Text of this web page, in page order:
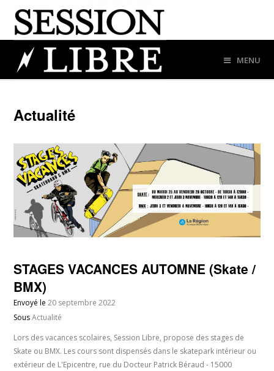
MENU
Actualité
STAGES VACANCES AUTOMNE (Skate /
BMX)
Envoyé le20 septembre 2022
SousActualité
Lors des vacances scolaires, Session Libre, propose des stages de
Skate ou BMX. Les cours sont dispensés dans le skatepark intérieur ou
extérieur de L'Epicentre, rue du Docteur Patrick Béraud - 15000